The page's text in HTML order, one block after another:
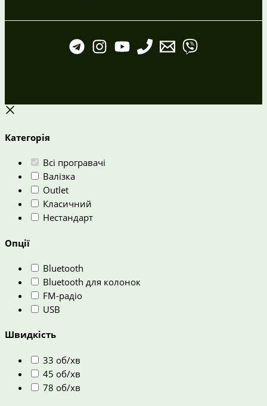
Категорія
Всі програвачі
Валізка
Outlet
Класичний
Нестандарт
Опції
Bluetooth
Bluetooth для колонок
FM-радіо
USB
Швидкість
33 об/хв
45 об/хв
78 об/хв